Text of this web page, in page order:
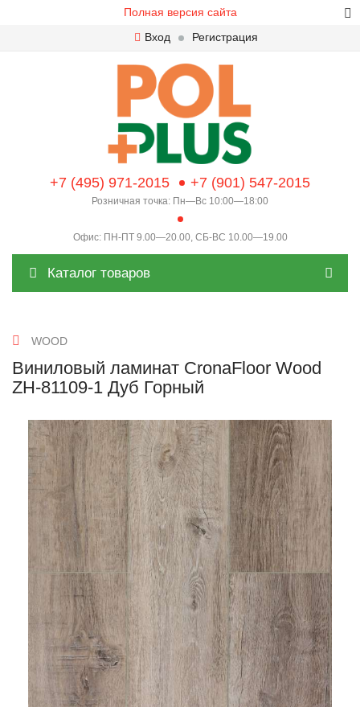
Полная версия сайта
Вход
Регистрация
+7 (495) 971-2015 +7 (901) 547-2015
Розничная точка: Пн—Вс 10:00—18:00
Офис: ПН-ПТ 9.00—20.00, СБ-ВС 10.00—19.00
Каталог товаров
WOOD
Виниловый ламинат CronaFloor Wood
ZH-81109-1 Дуб Горный